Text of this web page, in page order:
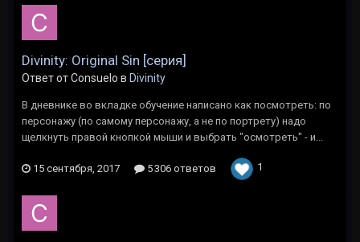
Divinity: Original Sin [серия]
Ответ от Consuelo в Divinity
В дневнике во вкладке обучение написано как посмотреть: по
персонажу (по самому персонажу, а не по портрету) надо
щелкнуть правой кнопкой мыши и выбрать "осмотреть" - и...
15 сентября, 2017 5 306 ответов 1